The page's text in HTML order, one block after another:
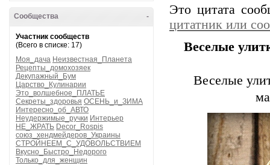
-
Сообщества
Участник сообществ
(Всего в списке: 17)
Моя_дача Неизвестная_Планета
Рецепты_домохозяек
Декупажный_Бум
Царство_Кулинарии
Это_волшебное_ПЛАТЬЕ
Секреты_здоровья ОСЕНЬ_и_ЗИМА
Интересно_об_АВТО
Неудержимые_ручки Интерьер
НЕ_ЖРАТЬ Decor_Rospis
союз_хендмейдеров_Украины
СТРОЙНЕЕМ_С_УДОВОЛЬСТВИЕМ
Вкусно_Быстро_Недорого
Только_для_женщин
Это цитата
цитатник или
Веселые
Веселые